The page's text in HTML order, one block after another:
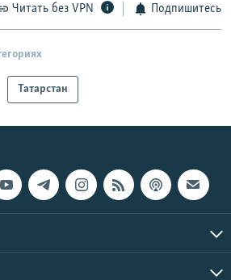
Читать без VPN Подпишитесь
Татарстан